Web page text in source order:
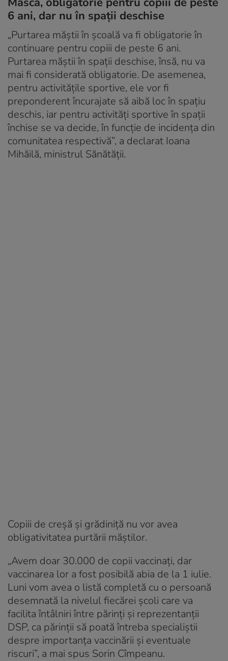
6 ani, dar nu în spații deschise
„Purtarea măştii în şcoală va fi obligatorie în
continuare pentru copiii de peste 6 ani.
Purtarea măştii în spaţii deschise, însă, nu va
mai fi considerată obligatorie. De asemenea,
pentru activităţile sportive, ele vor fi
preponderent încurajate să aibă loc în spaţiu
deschis, iar pentru activităţi sportive în spaţii
închise se va decide, în funcţie de incidenţa din
comunitatea respectivă”, a declarat Ioana
Mihăilă, ministrul Sănătății.
Copiii de creșă și grădiniță nu vor avea
obligativitatea purtării măștilor.
„Avem doar 30.000 de copii vaccinați, dar
vaccinarea lor a fost posibilă abia de la 1 iulie.
Luni vom avea o listă completă cu o persoană
desemnată la nivelul fiecărei școli care va
facilita întâlniri între părinți și reprezentanții
DSP, ca părinții să poată întreba specialiștii
despre importanța vaccinării și eventuale
riscuri”, a mai spus Sorin Cîmpeanu.